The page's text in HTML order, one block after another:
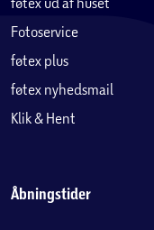
Fotoservice
føtex plus
føtex nyhedsmail
Klik & Hent
Åbningstider